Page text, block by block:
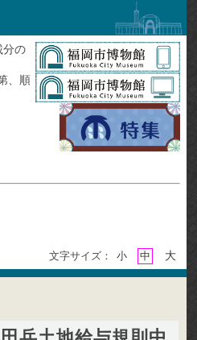
分の
、順
文字サイズ： 小 中 大